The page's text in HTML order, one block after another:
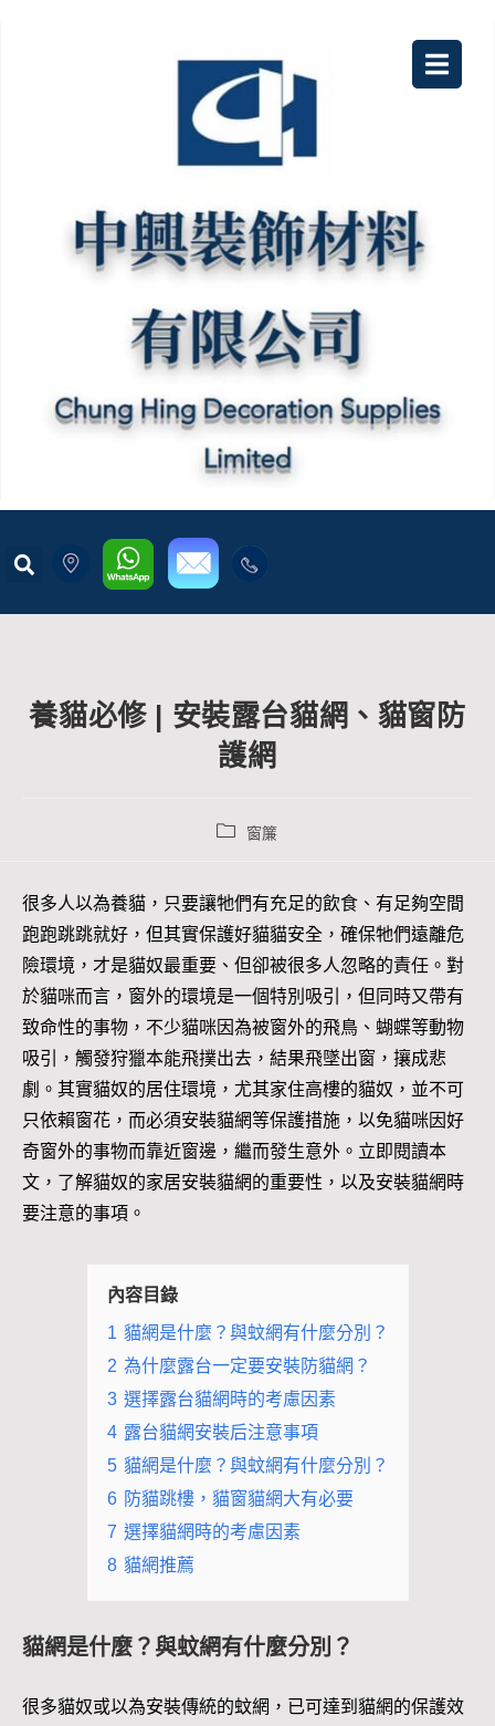
養貓必修 | 安裝露台貓網、貓窗防
護網
窗簾
很多人以為養貓，只要讓牠們有充足的飲食、有足夠空間
跑跑跳跳就好，但其實保護好貓貓安全，確保牠們遠離危
險環境，才是貓奴最重要、但卻被很多人忽略的責任。對
於貓咪而言，窗外的環境是一個特別吸引，但同時又帶有
致命性的事物，不少貓咪因為被窗外的飛鳥、蝴蝶等動物
吸引，觸發狩獵本能飛撲出去，結果飛墜出窗，攘成悲
劇。其實貓奴的居住環境，尤其家住高樓的貓奴，並不可
只依賴窗花，而必須安裝貓網等保護措施，以免貓咪因好
奇窗外的事物而靠近窗邊，繼而發生意外。立即閱讀本
文，了解貓奴的家居安裝貓網的重要性，以及安裝貓網時
要注意的事項。
內容目錄
1 貓網是什麼？與蚊網有什麼分別？
2 為什麼露台一定要安裝防貓網？
3 選擇露台貓網時的考慮因素
4 露台貓網安裝后注意事項
5 貓網是什麼？與蚊網有什麼分別？
6 防貓跳樓，貓窗貓網大有必要
7 選擇貓網時的考慮因素
8 貓網推薦
貓網是什麼？與蚊網有什麼分別？
很多貓奴或以為安裝傳統的蚊網，已可達到貓網的保護效